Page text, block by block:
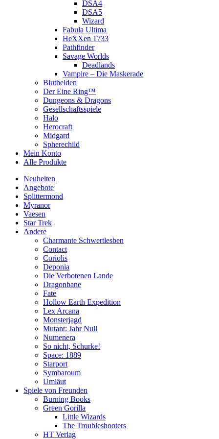
DSA4
DSA5
Wizard
Fabula Ultima
HeXXen 1733
Pathfinder
Savage Worlds
Deadlands
Vampire – Die Maskerade
Bluthelden
Der Eine Ring™
Dungeons & Dragons
Gesellschaftsspiele
Halo
Herocraft
Midgard
Spherechild
Mein Konto
Alle Produkte
Neuheiten
Angebote
Splittermond
Myranor
Vaesen
Star Trek
Andere
Charmante Schwertlesben
Contact
Coriolis
Deponia
Die Verbotenen Lande
Dragonbane
Fate
Hollow Earth Expedition
Lex Arcana
Monsterjagd
Mutant: Jahr Null
Numenera
So nicht, Schurke!
Space: 1889
Starport
Symbaroum
Umläut
Spiele von Freunden
Burning Books
Green Gorilla
Little Wizards
The Troubleshooters
HT Verlag